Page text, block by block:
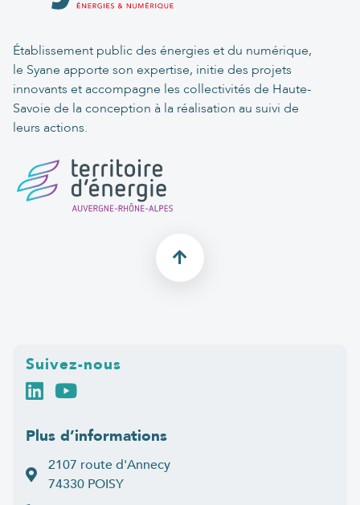
Établissement public des énergies et du numérique,
le Syane apporte son expertise, initie des projets
innovants et accompagne les collectivités de Haute-
Savoie de la conception à la réalisation au suivi de
leurs actions.
Suivez-nous
Plus d’informations
2107 route d'Annecy
74330 POISY